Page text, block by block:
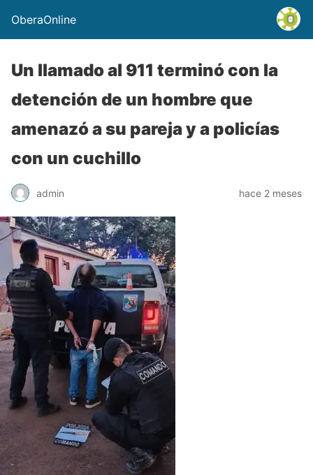
OberaOnline
Un llamado al 911 terminó con la
detención de un hombre que
amenazó a su pareja y a policías
con un cuchillo
admin hace 2 meses